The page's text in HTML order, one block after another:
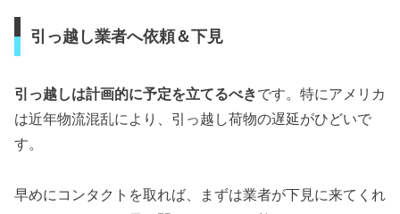
引っ越し業者へ依頼＆下見
引っ越しは計画的に予定を立てるべきです。特にアメリカ
は近年物流混乱により、引っ越し荷物の遅延がひどいで
す。
早めにコンタクトを取れば、まずは業者が下見に来てくれ